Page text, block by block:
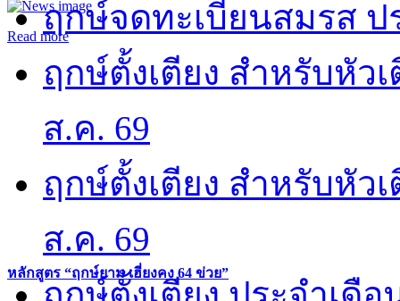
Read more
หลักสูตร “ฤกษ์ยาม เฮี่ยงคง 64 ข่วย”
ฤกษ์จดทะเบียนสมรส ป
ฤกษ์ตั้งเตียง สำหรับหัว
ส.ค. 69
ฤกษ์ตั้งเตียง สำหรับหัว
ส.ค. 69